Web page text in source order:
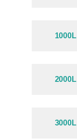
1000L
2000L
3000L